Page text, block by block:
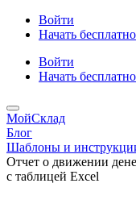
Войти
Начать бесплатно
Войти
Начать бесплатно
МойСклад
Блог
Шаблоны и
Отчет о движении
с таблицей Excel